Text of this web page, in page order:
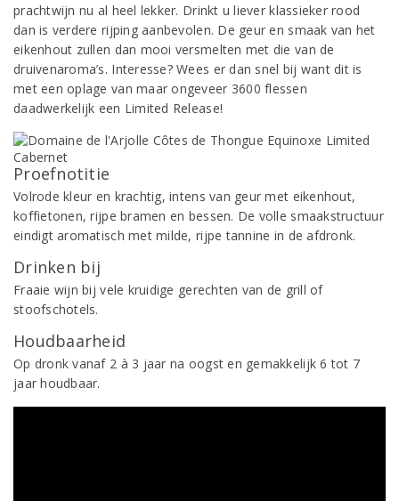
prachtwijn nu al heel lekker. Drinkt u liever klassieker rood
dan is verdere rijping aanbevolen. De geur en smaak van het
eikenhout zullen dan mooi versmelten met die van de
druivenaroma’s. Interesse? Wees er dan snel bij want dit is
met een oplage van maar ongeveer 3600 flessen
daadwerkelijk een Limited Release!
Proefnotitie
Volrode kleur en krachtig, intens van geur met eikenhout,
koffietonen, rijpe bramen en bessen. De volle smaakstructuur
eindigt aromatisch met milde, rijpe tannine in de afdronk.
Drinken bij
Fraaie wijn bij vele kruidige gerechten van de grill of
stoofschotels.
Houdbaarheid
Op dronk vanaf 2 à 3 jaar na oogst en gemakkelijk 6 tot 7
jaar houdbaar.